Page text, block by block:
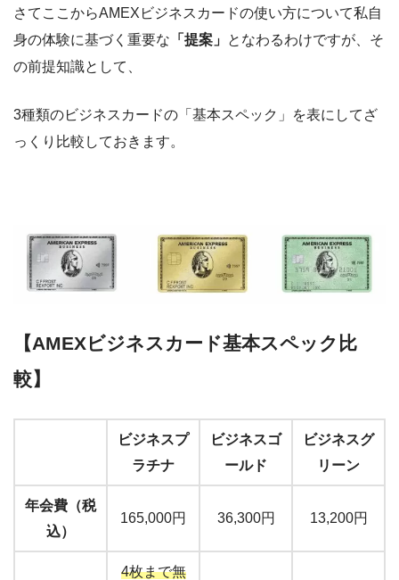
さてここからAMEXビジネスカードの使い方について私自
身の体験に基づく重要な 「提案」 となわるわけですが、そ
の前提知識として、
3種類のビジネスカードの「基本スペック」を表にしてざ
っくり比較しておきます。
【AMEXビジネスカード基本スペック比
較】
ビジネスプ
ラチナ
ビジネスゴ
ールド
ビジネスグ
リーン
年会費（税
込）
165,000円 36,300円 13,200円
4枚まで無